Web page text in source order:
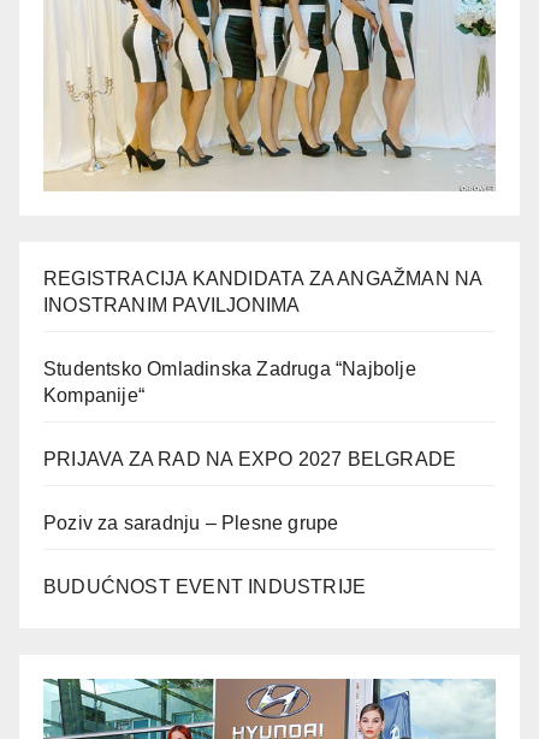
REGISTRACIJA KANDIDATA ZA ANGAŽMAN NA
INOSTRANIM PAVILJONIMA
Studentsko Omladinska Zadruga “Najbolje
Kompanije“
PRIJAVA ZA RAD NA EXPO 2027 BELGRADE
Poziv za saradnju – Plesne grupe
BUDUĆNOST EVENT INDUSTRIJE